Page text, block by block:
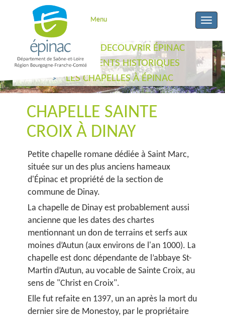
Toggle
Menu
ACCUEIL
DECOUVRIR ÉPINAC
MONUMENTS HISTORIQUES
LES CHAPELLES À ÉPINAC
CHAPELLE SAINTE
CROIX À DINAY
Petite chapelle romane dédiée à Saint Marc,
située sur un des plus anciens hameaux
d'Épinac et propriété de la section de
commune de Dinay.
La chapelle de Dinay est probablement aussi
ancienne que les dates des chartes
mentionnant un don de terrains et serfs aux
moines d’Autun (aux environs de l'an 1000). La
chapelle est donc dépendante de l’abbaye St-
Martin d’Autun, au vocable de Sainte Croix, au
sens de "Christ en Croix".
Elle fut refaite en 1397, un an après la mort du
dernier sire de Monestoy, par le propriétaire